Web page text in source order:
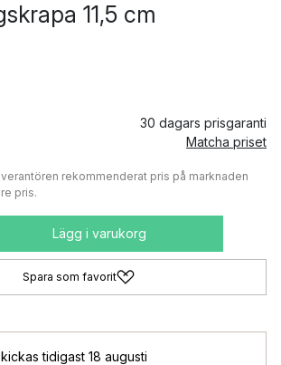
11,5 cm
30 dagars prisgaranti
Matcha priset
rekommenderat pris på marknaden
pris.
Lägg i varukorg
Spara som favorit
tidigast 18 augusti